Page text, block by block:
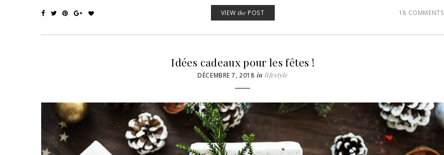
VIEW the POST 18 COMMENTS
Idées cadeaux pour les fêtes !
DÉCEMBRE 7, 2018 inlifestyle